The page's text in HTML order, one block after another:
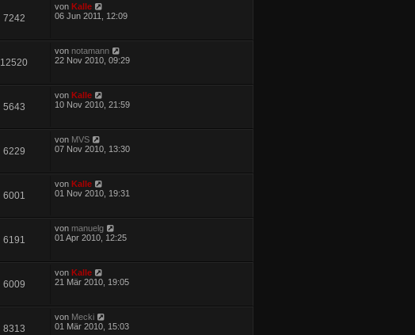
7242
vonKalle
06 Jun 2011, 12:09
12520
vonnotamann
22 Nov 2010, 09:29
5643
vonKalle
10 Nov 2010, 21:59
6229
von MVS
07 Nov 2010, 13:30
6001
vonKalle
01 Nov 2010, 19:31
6191
vonmanuelg
01 Apr 2010, 12:25
6009
vonKalle
21 Mär 2010, 19:05
8313
von Mecki
01 Mär 2010, 15:03